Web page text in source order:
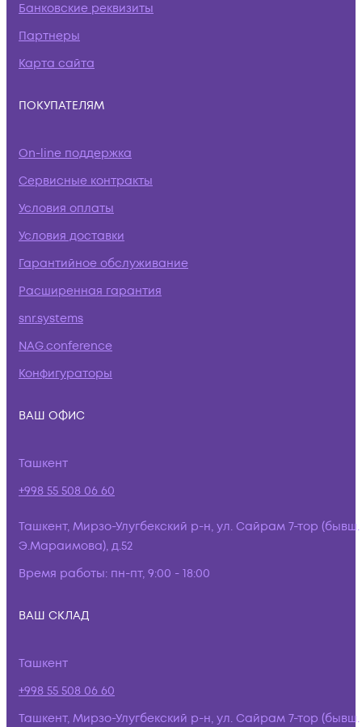
Банковские реквизиты
Партнеры
Карта сайта
ПОКУПАТЕЛЯМ
On-line поддержка
Сервисные контракты
Условия оплаты
Условия доставки
Гарантийное обслуживание
Расширенная гарантия
snr.systems
NAG.conference
Конфигураторы
ВАШ ОФИС
Ташкент
+998 55 508 06 60
Ташкент, Мирзо-Улугбекский р-н, ул. Сайрам 7-тор (бывш.
Э.Мараимова), д.52
Время работы: пн-пт, 9:00 - 18:00
ВАШ СКЛАД
Ташкент
+998 55 508 06 60
Ташкент, Мирзо-Улугбекский р-н, ул. Сайрам 7-тор (бывш.